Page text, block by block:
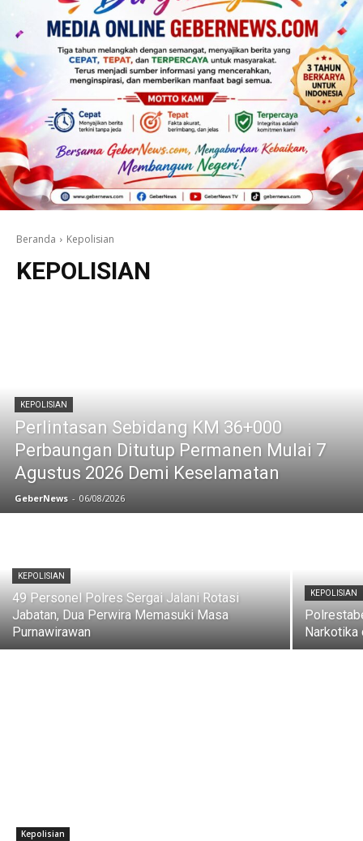
Beranda Kepolisian
KEPOLISIAN
KEPOLISIAN
Perlintasan Sebidang KM 36+000
Perbaungan Ditutup Permanen Mulai 7
Agustus 2026 Demi Keselamatan
GeberNews - 06/08/2026
KEPOLISIAN
49 Personel Polres Sergai Jalani Rotasi
Jabatan, Dua Perwira Memasuki Masa
Purnawirawan
KEPOLISIAN
Narkotika
Kepolisian